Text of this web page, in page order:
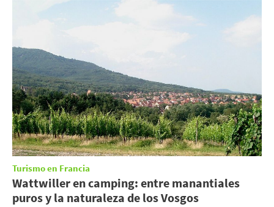
Turismo en Francia
Wattwiller en camping: entre manantiales
puros y la naturaleza de los Vosgos